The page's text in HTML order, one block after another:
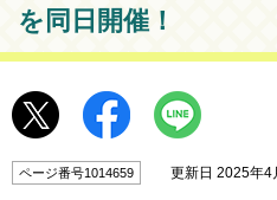
を同日開催！
ページ番号1014659 更新日 2025年4